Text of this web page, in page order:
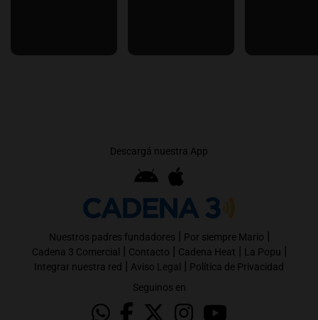
Descargá nuestra App
Nuestros padres fundadores | Por siempre Mario |
Cadena 3 Comercial | Contacto | Cadena Heat | La Popu |
Integrar nuestra red | Aviso Legal | Política de Privacidad
Seguinos en